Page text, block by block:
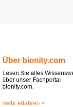
Über bionity.com
Lesen Sie alles
über unser Fachportal
bionity.com.
mehr erfahren >